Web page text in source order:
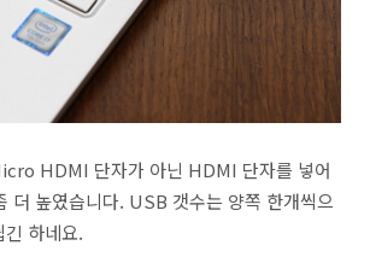
HDMI 단자가 아닌 HDMI 단자를 넣어
더 높였습니다. USB 갯수는 양쪽 한개씩으
하네요.